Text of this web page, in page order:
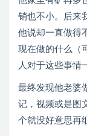
销也不小。后来
他说却一直做得
现在做的什么（
人对于这些事情
最终发现他老婆
记，视频或是图
个就没好意思再